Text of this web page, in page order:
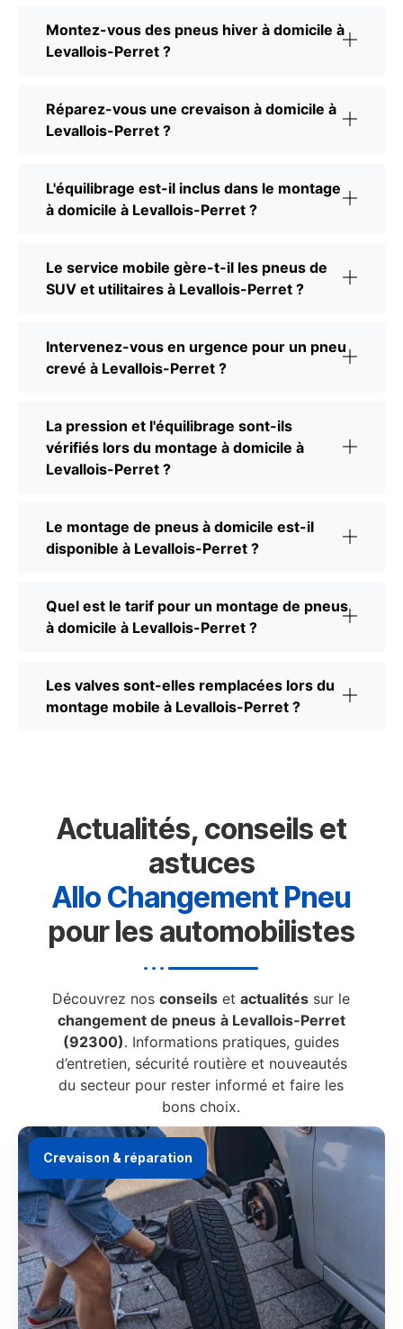
Montez-vous des pneus hiver à domicile à
Levallois-Perret ?
Réparez-vous une crevaison à domicile à
Levallois-Perret ?
L'équilibrage est-il inclus dans le montage
à domicile à Levallois-Perret ?
Le service mobile gère-t-il les pneus de
SUV et utilitaires à Levallois-Perret ?
Intervenez-vous en urgence pour un pneu
crevé à Levallois-Perret ?
La pression et l'équilibrage sont-ils
vérifiés lors du montage à domicile à
Levallois-Perret ?
Le montage de pneus à domicile est-il
disponible à Levallois-Perret ?
Quel est le tarif pour un montage de pneus
à domicile à Levallois-Perret ?
Les valves sont-elles remplacées lors du
montage mobile à Levallois-Perret ?
Actualités, conseils et
astuces
Allo Changement Pneu
pour les automobilistes
Découvrez nosconseils etactualités sur le
changement de pneus à Levallois-Perret
(92300). Informations pratiques, guides
d’entretien, sécurité routière et nouveautés
du secteur pour rester informé et faire les
bons choix.
Crevaison & réparation